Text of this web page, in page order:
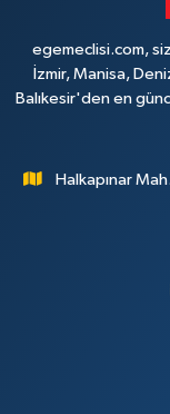
egemeclisi.com,
İzmir, Manisa,
Balıkesir'den en
Halkapınar